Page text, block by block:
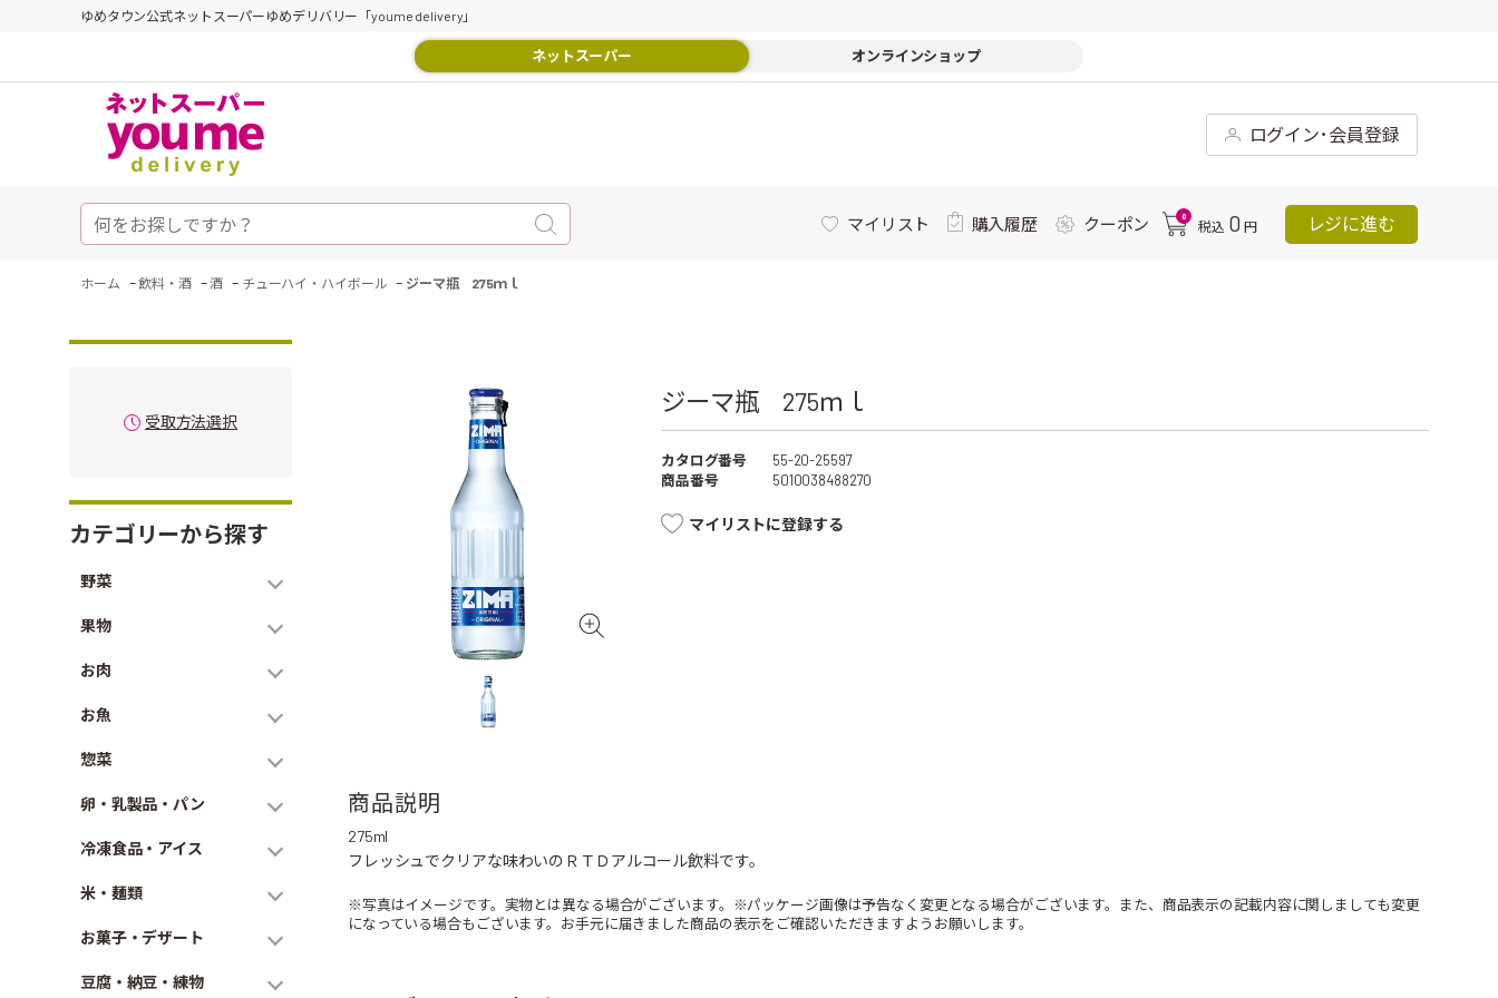
ゆめタウン公式ネットスーパーゆめデリバリー「youme delivery」
ネットスーパー オンラインショップ
ログイン･会員登録
マイリスト 購入履歴 クーポン 0
税込 0 円 レジに進む
ホーム -飲料・酒 -酒 - チューハイ・ハイボール - ジーマ瓶 275ｍｌ
受取方法選択
カテゴリーから探す
野菜
果物
お肉
お魚
惣菜
卵・乳製品・パン
冷凍食品・アイス
米・麺類
お菓子・デザート
豆腐・納豆・練物
ジーマ瓶 275ｍｌ
カタログ番号
55-20-25597
商品番号
5010038488270
マイリストに登録する
商品説明
275ml
フレッシュでクリアな味わいのＲＴＤアルコール飲料です。
※写真はイメージです。実物とは異なる場合がございます。※パッケージ画像は予告なく変更となる場合がございます。また、商品表示の記載内容に関しましても変更
になっている場合もございます。お手元に届きました商品の表示をご確認いただきますようお願いします。